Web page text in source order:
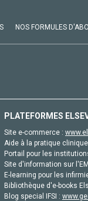
NOS FORMULES
PLATEFORMES
Site e-commerce :
Aide à la pratique
Portail pour les
Site d'information sur
E-learning pour les
Bibliothèque d'e-books
Blog special IFSI :